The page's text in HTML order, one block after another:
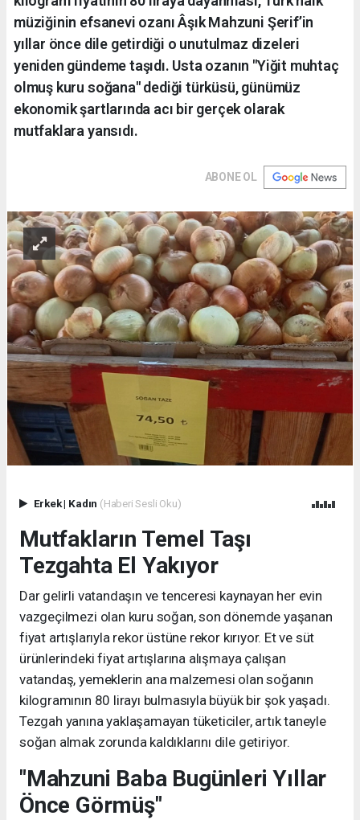
müziğinin efsanevi ozanı Âşık Mahzuni Şerif’in
yıllar önce dile getirdiği o unutulmaz dizeleri
yeniden gündeme taşıdı. Usta ozanın "Yiğit muhtaç
olmuş kuru soğana" dediği türküsü, günümüz
ekonomik şartlarında acı bir gerçek olarak
mutfaklara yansıdı.
ABONE OL
Erkek| Kadın (Haberi Sesli Oku)
Mutfakların Temel Taşı
Tezgahta El Yakıyor
Dar gelirli vatandaşın ve tenceresi kaynayan her evin
vazgeçilmezi olan kuru soğan, son dönemde yaşanan
fiyat artışlarıyla rekor üstüne rekor kırıyor. Et ve süt
ürünlerindeki fiyat artışlarına alışmaya çalışan
vatandaş, yemeklerin ana malzemesi olan soğanın
kilogramının 80 lirayı bulmasıyla büyük bir şok yaşadı.
Tezgah yanına yaklaşamayan tüketiciler, artık taneyle
soğan almak zorunda kaldıklarını dile getiriyor.
"Mahzuni Baba Bugünleri Yıllar
Önce Görmüş"